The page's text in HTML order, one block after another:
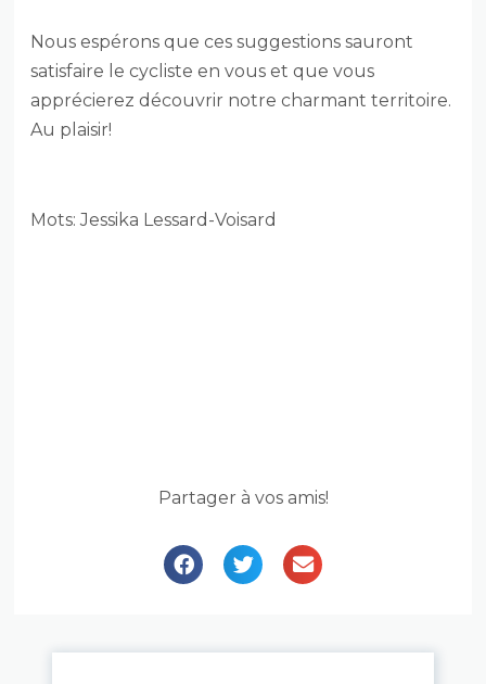
Nous espérons que ces suggestions sauront
satisfaire le cycliste en vous et que vous
apprécierez découvrir notre charmant territoire.
Au plaisir!
Mots: Jessika Lessard-Voisard
Partager à vos amis!